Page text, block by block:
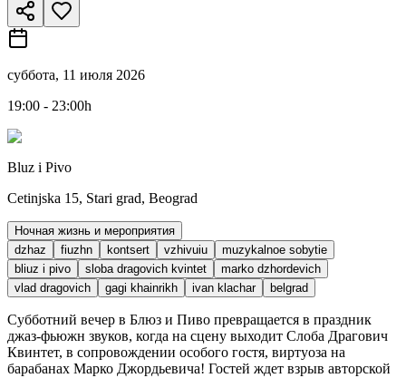
суббота, 11 июля 2026
19:00 - 23:00h
Bluz i Pivo
Cetinjska 15, Stari grad, Beograd
Ночная жизнь и мероприятия
dzhaz
fiuzhn kontsert vzhivuiu
muzykalnoe sobytie
bliuz i pivo
sloba dragovich kvintet
marko dzhordevich
vlad dragovich
gagi khainrikh ivan klachar belgrad
Субботний вечер в Блюз и Пиво превращается в праздник
джаз-фьюжн звуков, когда на сцену выходит Слоба Драгoвич
Квинтет, в сопровождении особого гостя, виртуоза на
барабанах Марко Джордьевича! Гостей ждет взрыв авторской